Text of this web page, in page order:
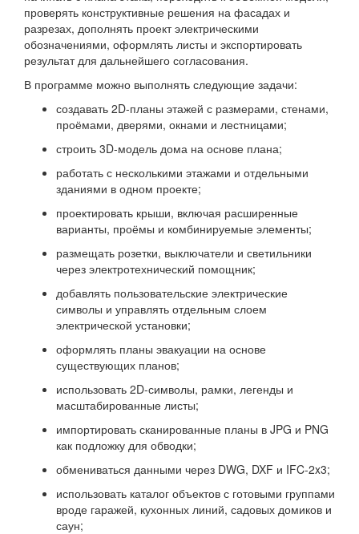
проверять конструктивные решения на фасадах и
разрезах, дополнять проект электрическими
обозначениями, оформлять листы и экспортировать
результат для дальнейшего согласования.
В программе можно выполнять следующие задачи:
создавать 2D-планы этажей с размерами, стенами,
проёмами, дверями, окнами и лестницами;
строить 3D-модель дома на основе плана;
работать с несколькими этажами и отдельными
зданиями в одном проекте;
проектировать крыши, включая расширенные
варианты, проёмы и комбинируемые элементы;
размещать розетки, выключатели и светильники
через электротехнический помощник;
добавлять пользовательские электрические
символы и управлять отдельным слоем
электрической установки;
оформлять планы эвакуации на основе
существующих планов;
использовать 2D-символы, рамки, легенды и
масштабированные листы;
импортировать сканированные планы в JPG и PNG
как подложку для обводки;
обмениваться данными через DWG, DXF и IFC-2x3;
использовать каталог объектов с готовыми группами
вроде гаражей, кухонных линий, садовых домиков и
саун;